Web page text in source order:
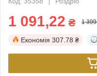
1 091,22 ₴ 1
Економія 307.78 ₴